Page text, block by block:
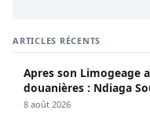
ARTICLES RÉCENTS
Apres son Limogeage
douanières : Ndiaga
8 août 2026